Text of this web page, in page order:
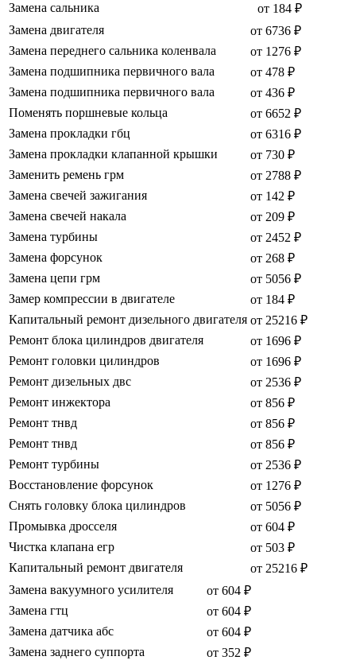
Замена сальника
от 184 ₽
Замена двигателя
от 6736 ₽
Замена переднего сальника коленвала
от 1276 ₽
Замена подшипника первичного вала
от 478 ₽
Замена подшипника первичного вала
от 436 ₽
Поменять поршневые кольца
от 6652 ₽
Замена прокладки гбц
от 6316 ₽
Замена прокладки клапанной крышки
от 730 ₽
Заменить ремень грм
от 2788 ₽
Замена свечей зажигания
от 142 ₽
Замена свечей накала
от 209 ₽
Замена турбины
от 2452 ₽
Замена форсунок
от 268 ₽
Замена цепи грм
от 5056 ₽
Замер компрессии в двигателе
от 184 ₽
Капитальный ремонт дизельного двигателя от 25216 ₽
Ремонт блока цилиндров двигателя
от 1696 ₽
Ремонт головки цилиндров
от 1696 ₽
Ремонт дизельных двс
от 2536 ₽
Ремонт инжектора
от 856 ₽
Ремонт тнвд
от 856 ₽
Ремонт тнвд
от 856 ₽
Ремонт турбины
от 2536 ₽
Восстановление форсунок
от 1276 ₽
Снять головку блока цилиндров
от 5056 ₽
Промывка дросселя
от 604 ₽
Чистка клапана егр
от 503 ₽
Капитальный ремонт двигателя
от 25216 ₽
Замена вакуумного усилителя
от 604 ₽
Замена гтц
от 604 ₽
Замена датчика абс
от 604 ₽
Замена заднего суппорта
от 352 ₽